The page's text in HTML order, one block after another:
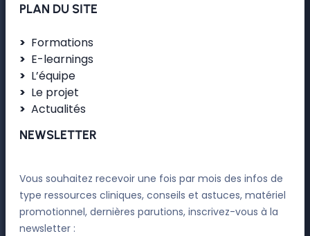
PLAN DU SITE
Formations
E-learnings
L’équipe
Le projet
Actualités
NEWSLETTER
Vous souhaitez recevoir une fois par mois des infos de
type ressources cliniques, conseils et astuces, matériel
promotionnel, dernières parutions, inscrivez-vous à la
newsletter :